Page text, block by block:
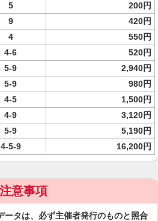
5
200円
9
420円
4
550円
4-6
520円
5-9 2,940円
5-9
980円
4-5
1,500円
4-9
3,120円
5-9
5,190円
4-5-9 16,200円
注意事項
ータは、必ず主催者発行のものと照合